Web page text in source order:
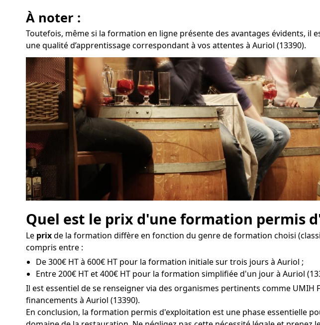
À noter :
Toutefois, même si la formation en ligne présente des avantages évidents,
une qualité d’apprentissage correspondant à vos attentes à Auriol (13390).
Quel est le prix d'une formation permis
Le prixde la formation diffère en fonction du genre de formation choisi
compris entre :
De 300€ HT à 600€ HT pour la formation initiale sur trois jours à Auriol ;
Entre 200€ HT et 400€ HT pour la formation simplifiée d'un jour à Auriol
Il est essentiel de se renseigner via des organismes pertinents comme
financements à Auriol (13390).
En conclusion, la formation permis d'exploitation est une phase essentielle